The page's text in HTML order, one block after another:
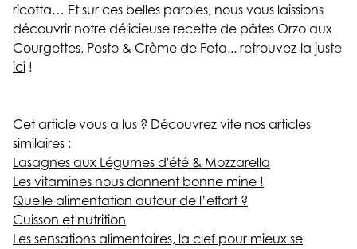
ricotta… Et sur ces belles paroles, nous vous laissions
découvrir notre délicieuse recette de pâtes Orzo aux
Courgettes, Pesto & Crème de Feta... retrouvez-la juste
ici !
Cet article vous a lus ? Découvrez vite nos articles
similaires :
Lasagnes aux Légumes d'été & Mozzarella
Les vitamines nous donnent bonne mine !
Quelle alimentation autour de l’effort ?
Cuisson et nutrition
Les sensations alimentaires, la clef pour mieux se